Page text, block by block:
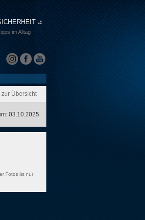
im Alltag
zur Übersicht
03.10.2025
Fotos ist nur